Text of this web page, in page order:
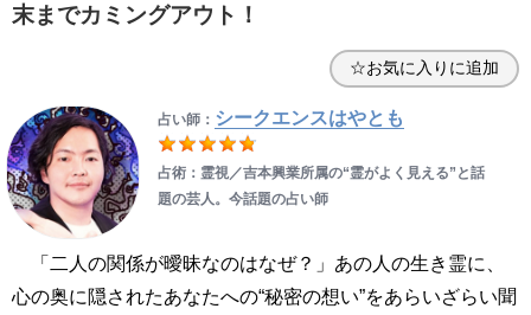
末までカミングアウト！
☆お気に入りに追加
占い師： シークエンスはやとも
占術：霊視／吉本興業所属の“霊がよく見える”と話
題の芸人。今話題の占い師
「二人の関係が曖昧なのはなぜ？」あの人の生き霊に、
心の奥に隠されたあなたへの“秘密の想い”をあらいざらい聞